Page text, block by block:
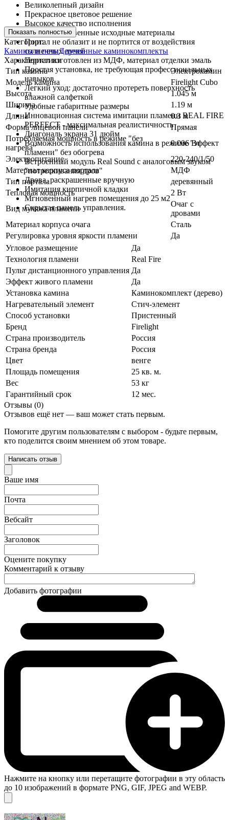
Великолепный дизайн
Прекрасное цветовое решение
Высокое качество исполнения
Высококачественные исходные материалы
Портал не облазит и не портится от воздействия
солнечных лучей
Портал изготовлен из МДФ, материал отделки эмаль
Простая установка, не требующая профессиональных
навыков
Легкий уход: достаточно протереть поверхность
влажной салфеткой
Удобные габаритные размеры
Инновационная система имитации пламени REAL FIRE
PERFECT - максимальная реалистичность
Диагональ экрана 31 дюйм
Возможность использования камина в режиме "эффект
пламени" без обогрева
Встроенный модуль Real Sound с аналоговым звуком
"потрескивания дров"
Дрова, раскрашенные вручную
Имитация кирпичной кладки
Мгновенный нагрев помещения до 25 м2
Скрытая панель управления.
Показать полностью
Категории:
Камины и печиДеревянные каминокомплекты
Характеристики
Тип камина
Электрокамин
Модель камина
Firelight Cubo
Высота
1.045 м
Ширина
1.19 м
Длина
0.3 м
Форма лицевой панели
Прямая
Потребляемая мощность в режиме "без
нагрева"
0.006 Вт
Электропитание
220-240/1/50
Материал корпуса портала
МДФ
Тип портала
деревянный
Тепловая мощность
2 Вт
Вид муляжа пламени
Очаг с
дровами
Материал корпуса очага
Сталь
Регулировка уровня яркости пламени
Да
Угловое размещение
Да
Технология пламени
Real Fire
Пульт дистанционного управления Да
Эффект живого пламени
Да
Установка камина
Каминокомплект (дерево)
Нагревательный элемент
Стич-элемент
Способ установки
Пристенный
Бренд
Firelight
Страна производитель
Россия
Страна бренда
Россия
Цвет
венге
Площадь помещения
25 кв. м.
Вес
53 кг
Гарантийный срок
12 мес.
Отзывы (0)
Отзывов ещё нет — ваш может стать первым.
Помогите другим пользователям с выбором - будьте первым,
кто поделится своим мнением об этом товаре.
Написать отзыв
Ваше имя
Почта
Вебсайт
Заголовок
Оцените покупку
Комментарий к отзыву
Добавить фотографии
Нажмите на кнопку или перетащите фотографии в эту область
до 10 изображений в формате PNG, GIF, JPEG and WEBP.